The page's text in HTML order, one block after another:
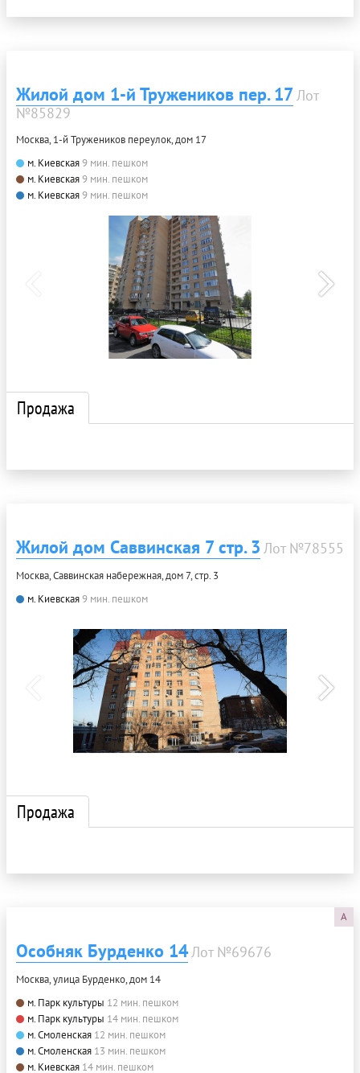
Жилой дом 1-й Тружеников пер. 17Лот
№85829
Москва, 1-й Тружеников переулок, дом 17
м. Киевская9 мин. пешком
м. Киевская9 мин. пешком
м. Киевская9 мин. пешком
Продажа
Жилой дом Саввинская 7 стр. 3 Лот №78555
Москва, Саввинская набережная, дом 7, стр. 3
м. Киевская9 мин. пешком
Продажа
A
Особняк Бурденко 14Лот №69676
Москва, улица Бурденко, дом 14
м. Парк культуры 12 мин. пешком
м. Парк культуры 14 мин. пешком
м. Смоленская 12 мин. пешком
м. Смоленская 13 мин. пешком
м. Киевская 14 мин. пешком